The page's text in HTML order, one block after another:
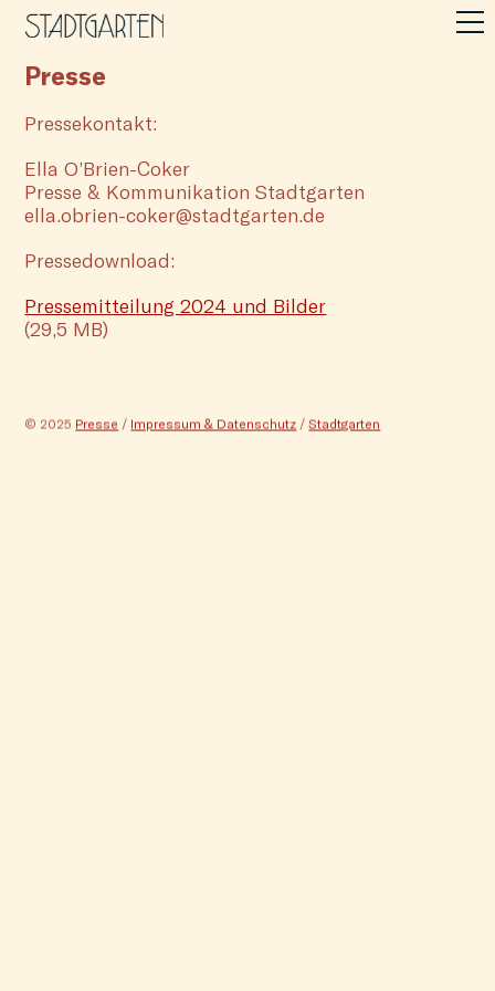
Presse
Pressekontakt:
Ella O’Brien-Coker
Presse & Kommunikation Stadtgarten
ella.obrien-coker@stadtgarten.de
Pressedownload:
Pressemitteilung 2024 und Bilder
(29,5 MB)
© 2025 Presse / Impressum & Datenschutz /Stadtgarten